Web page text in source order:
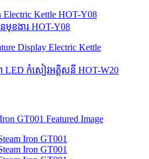
មុខងារ HOT-Y08
LED កំសៀវអគ្គិសនី HOT-W20